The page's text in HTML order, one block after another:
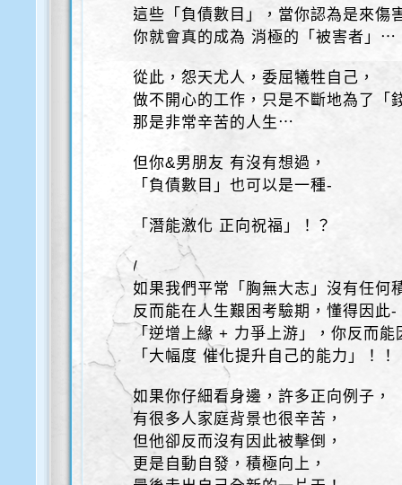
這些「負債數目」，當你認為是來傷
你就會真的成為 消極的「被害者」⋯
從此，怨天尤人，委屈犧牲自己，
做不開心的工作，只是不斷地為了「
那是非常辛苦的人生⋯
但你&男朋友 有沒有想過，
「負債數目」也可以是一種-
「潛能激化 正向祝福」！？
/
如果我們平常「胸無大志」沒有任何
反而能在人生艱困考驗期，懂得因此-
「逆增上緣 + 力爭上游」，你反而能
「大幅度 催化提升自己的能力」！！
如果你仔細看身邊，許多正向例子，
有很多人家庭背景也很辛苦，
但他卻反而沒有因此被擊倒，
更是自動自發，積極向上，